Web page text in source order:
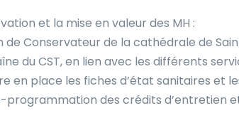
et la mise en valeur des MH :
de Conservateur de la cathédrale de
du CST, en lien avec les différents
en place les fiches d’état sanitaires et
des crédits d’entretien